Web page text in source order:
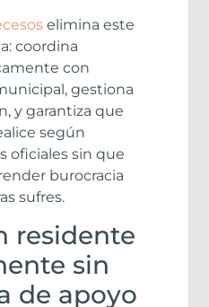
elimina este
coordina
con
gestiona
y garantiza que
según
oficiales sin que
burocracia
sufres.
residente
sin
de apoyo